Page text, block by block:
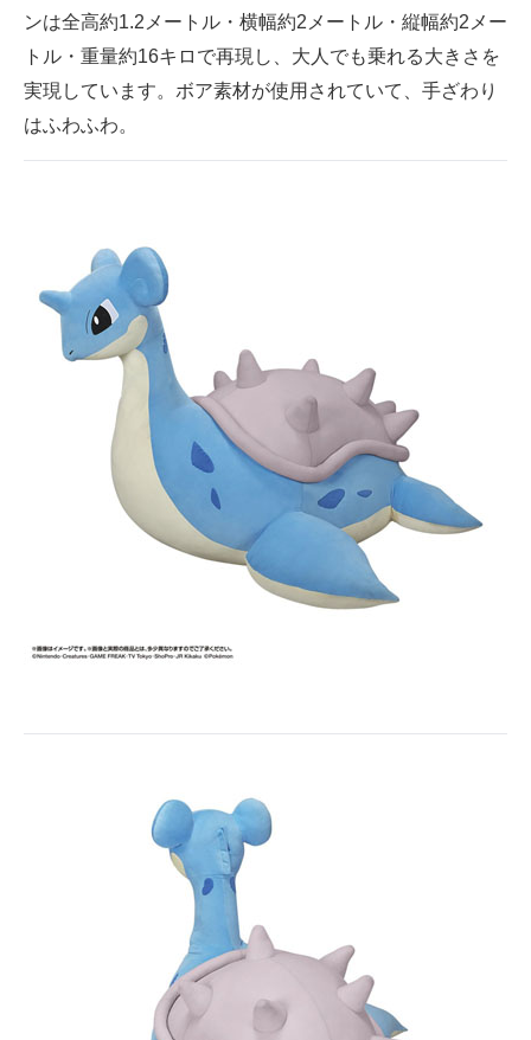
エネルギーの専門メディア
建設×テクノロジーの最前線
ちょっと気になるネットの話題
ンは全高約1.2メートル・横幅約2メートル・縦幅約2メー
トル・重量約16キロで再現し、大人でも乗れる大きさを
実現しています。ボア素材が使用されていて、手ざわり
はふわふわ。